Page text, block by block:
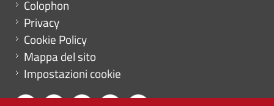
Colophon
Privacy
Cookie Policy
Mappa del sito
Impostazioni cookie